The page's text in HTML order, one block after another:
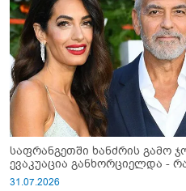
საფრანგეთში ხანძრის გამო
ევაკუაცია განხორციელდა -
31.07.2026